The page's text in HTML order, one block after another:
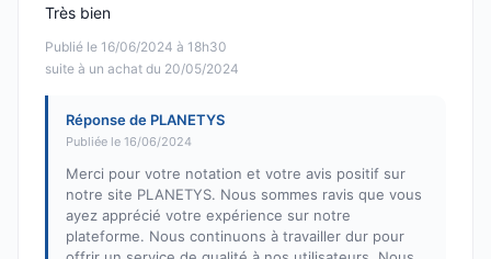
Publié le 16/06/2024 à 18h30
suite à un achat du 20/05/2024
Très bien
Réponse de PLANETYS
Publiée le 16/06/2024
Merci pour votre notation et votre avis positif sur
notre site PLANETYS. Nous sommes ravis que vous
ayez apprécié votre expérience sur notre
plateforme. Nous continuons à travailler dur pour